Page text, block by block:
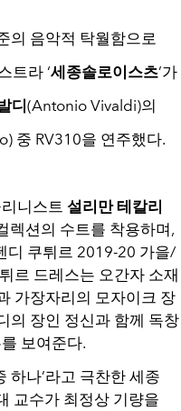
의 음악적 탁월함으로
트라 ‘세종솔로이스츠’가
디(Antonio Vivaldi)의
중 RV310을 연주했다.
니스트 설리만 테칼리
렉션의 수트를 착용하며,
디 쿠튀르 2019-20 가을/
르 드레스는 오간자 소재
가장자리의 모자이크 장
의 장인 정신과 함께 독창
보여준다.
하나’라고 극찬한 세종
교수가 최정상 기량을